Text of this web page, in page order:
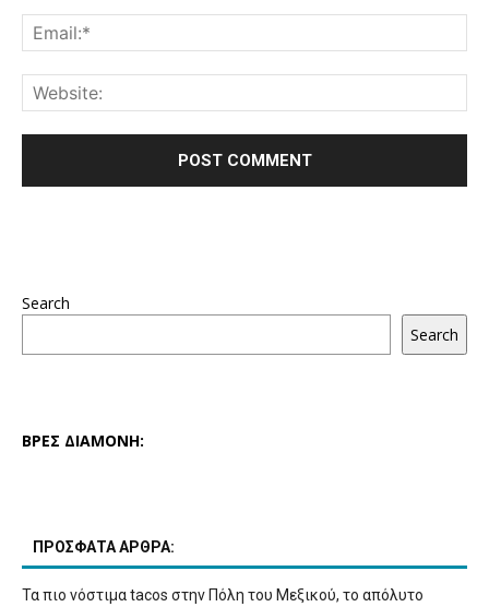
Search
Search
ΒΡΕΣ ΔΙΑΜΟΝΗ:
ΠΡΟΣΦΑΤΑ ΑΡΘΡΑ:
Τα πιο νόστιμα tacos στην Πόλη του Μεξικού, το απόλυτο